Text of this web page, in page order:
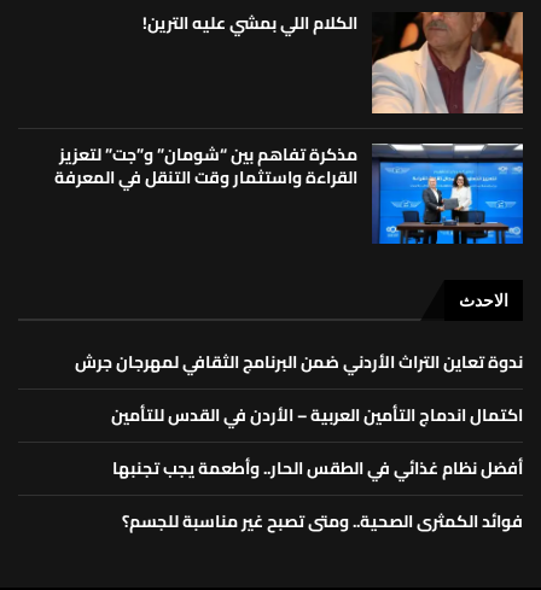
الكلام اللي بمشي عليه الترين!
مذكرة تفاهم بين “شومان” و”جت” لتعزيز
القراءة واستثمار وقت التنقل في المعرفة
الاحدث
ندوة تعاين التراث الأردني ضمن البرنامج الثقافي لمهرجان جرش
اكتمال اندماج التأمين العربية – الأردن في القدس للتأمين
أفضل نظام غذائي في الطقس الحار.. وأطعمة يجب تجنبها
فوائد الكمثرى الصحية.. ومتى تصبح غير مناسبة للجسم؟